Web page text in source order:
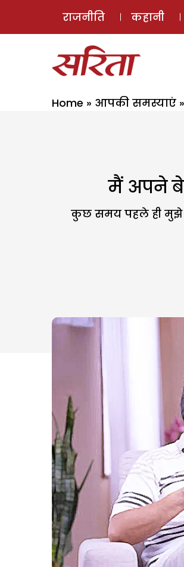
राजनीति कहानी
Home » आपकी समस्याएं »
मैं अपने
कुछ समय पहले ही मुझे